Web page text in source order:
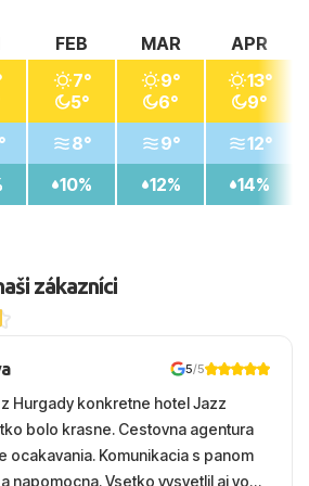
FEB
7°
5°
8°
10%
MAR
9°
6°
9°
12%
APR
13°
9°
12°
14%
zákazníci
5/5
Hurgady konkretne hotel Jazz
bolo krasne. Cestovna agentura
ocakavania. Komunikacia s panom
napomocna. Vsetko vysvetlil aj vo